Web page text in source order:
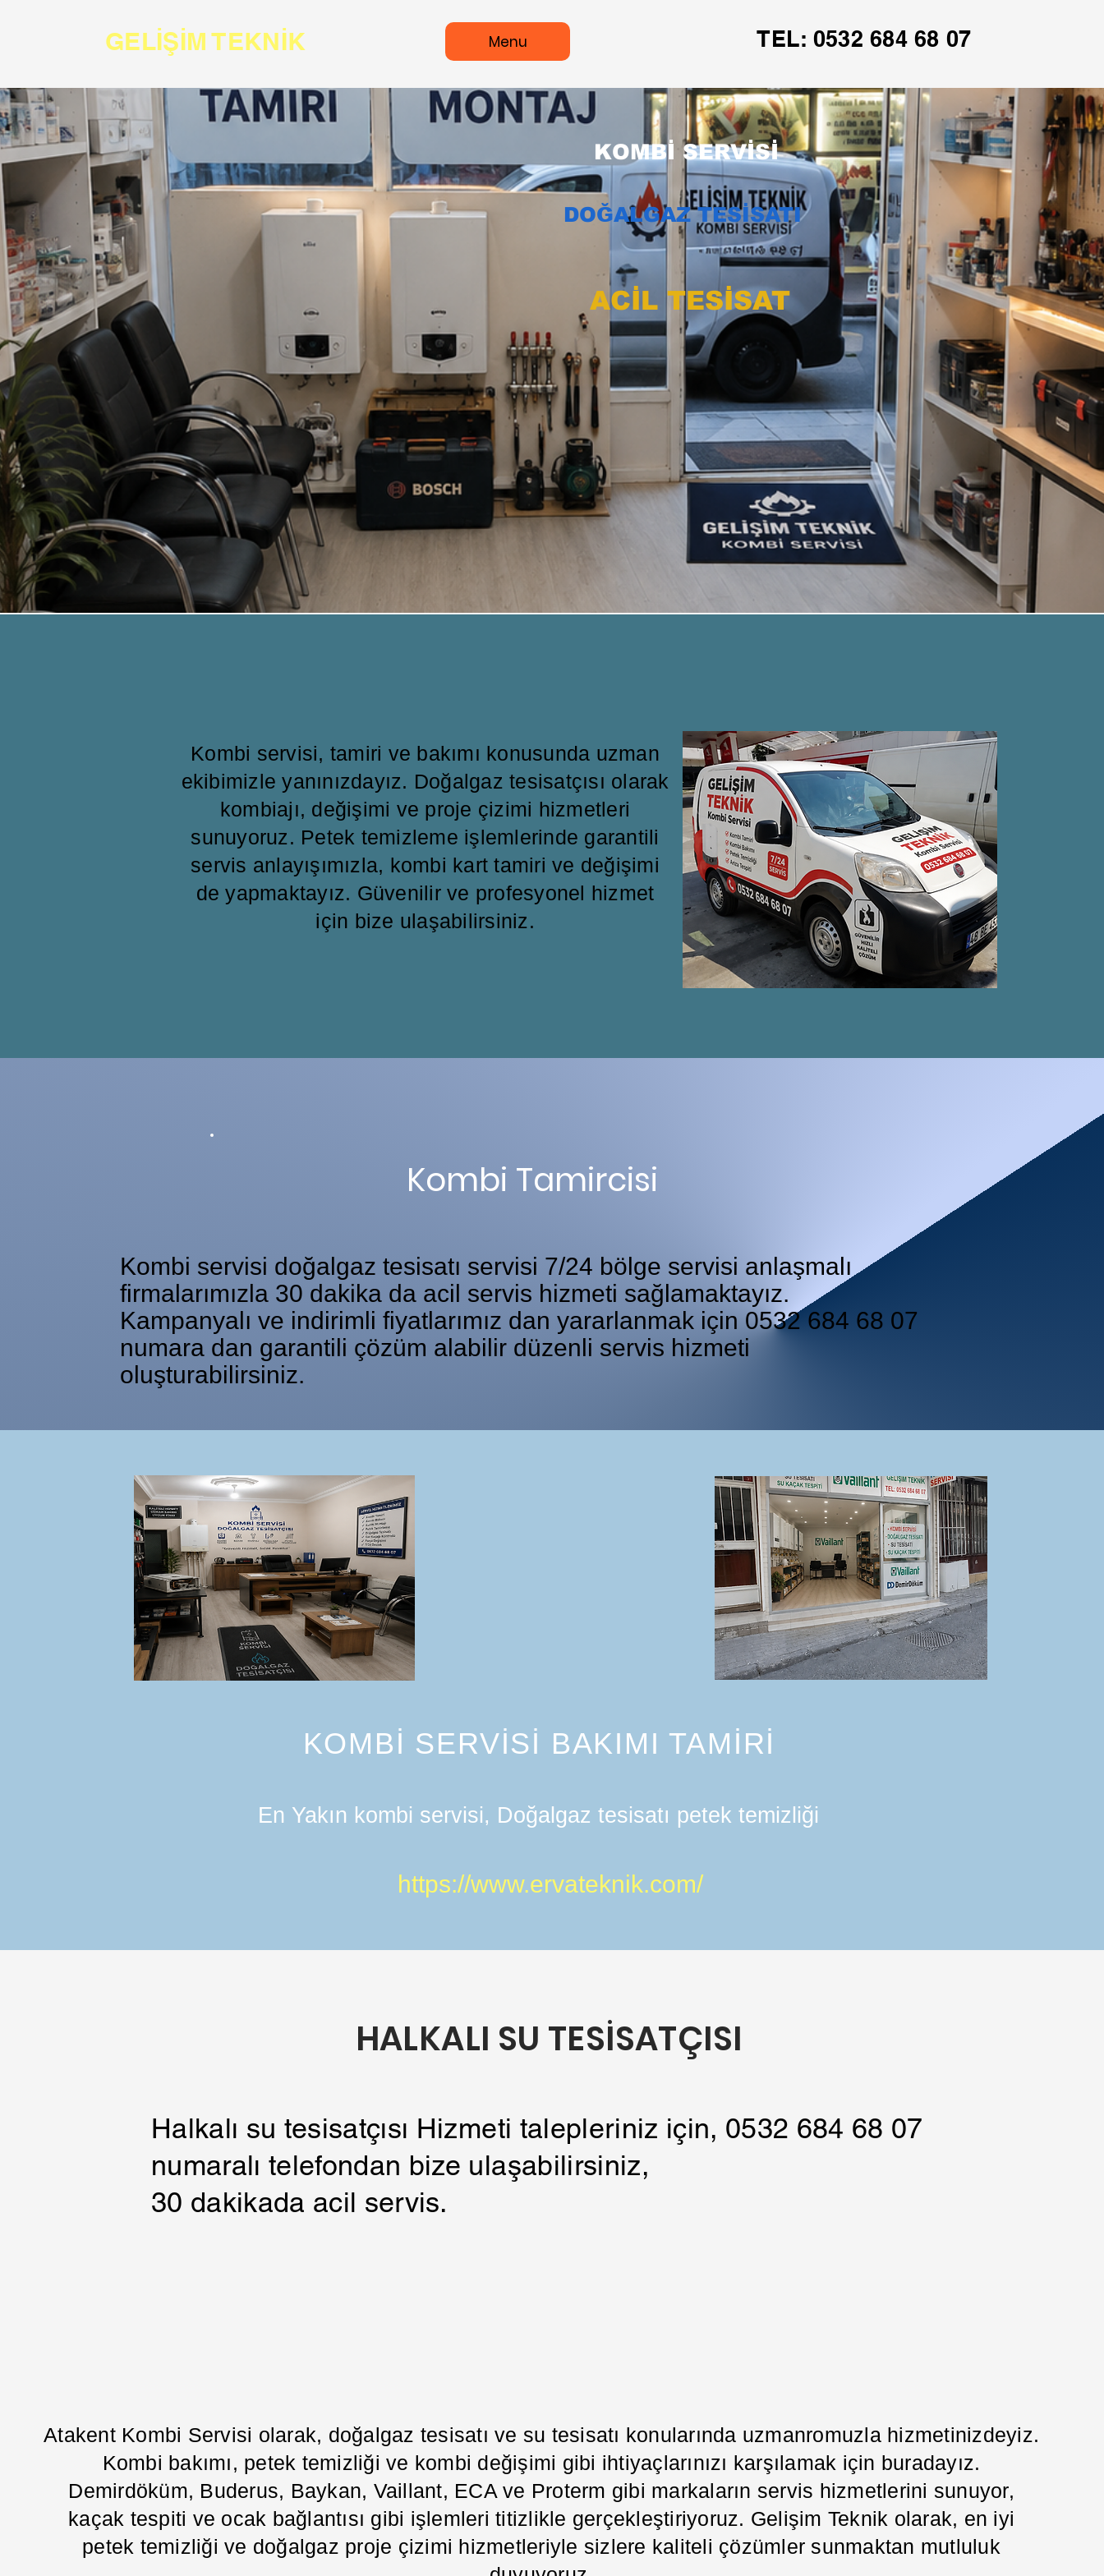
GELİŞİM TEKNİK Menu TEL: 0532 684 68 07
KOMBİ SERVİSİ
DOĞALGAZ TESİSATI
ACİL TESİSAT
Kombi servisi, tamiri ve bakımı konusunda uzman
ekibimizle yanınızdayız. Doğalgaz tesisatçısı olarak
kombiajı, değişimi ve proje çizimi hizmetleri
sunuyoruz. Petek temizleme işlemlerinde garantili
servis anlayışımızla, kombi kart tamiri ve değişimi
de yapmaktayız. Güvenilir ve profesyonel hizmet
için bize ulaşabilirsiniz.
Kombi Tamircisi
Kombi servisi doğalgaz tesisatı servisi 7/24 bölge servisi anlaşmalı
firmalarımızla 30 dakika da acil servis hizmeti sağlamaktayız.
Kampanyalı ve indirimli fiyatlarımız dan yararlanmak için 0532 684 68 07
numara dan garantili çözüm alabilir düzenli servis hizmeti
oluşturabilirsiniz.
KOMBİ SERVİSİ BAKIMI TAMİRİ
En Yakın kombi servisi, Doğalgaz tesisatı petek temizliği
https://www.ervateknik.com/
HALKALI SU TESİSATÇISI
Halkalı su tesisatçısı Hizmeti talepleriniz için, 0532 684 68 07
numaralı telefondan bize ulaşabilirsiniz,
30 dakikada acil servis.
Atakent Kombi Servisi olarak, doğalgaz tesisatı ve su tesisatı konularında uzmanromuzla hizmetinizdeyiz.
Kombi bakımı, petek temizliği ve kombi değişimi gibi ihtiyaçlarınızı karşılamak için buradayız.
Demirdöküm, Buderus, Baykan, Vaillant, ECA ve Proterm gibi markaların servis hizmetlerini sunuyor,
kaçak tespiti ve ocak bağlantısı gibi işlemleri titizlikle gerçekleştiriyoruz. Gelişim Teknik olarak, en iyi
petek temizliği ve doğalgaz proje çizimi hizmetleriyle sizlere kaliteli çözümler sunmaktan mutluluk